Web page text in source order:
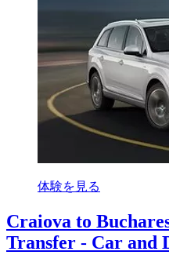
体験を見る
Craiova to
Transfer - Car and